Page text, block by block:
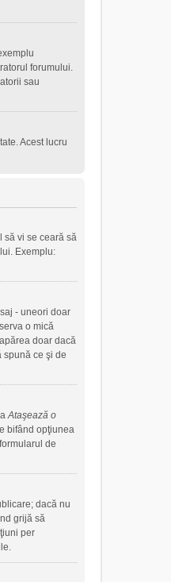
forumului.
sau
Acest lucru
să vi se ceară să
Exemplu:
- uneori doar
o mică
doar dacă
spună ce şi de
Ataşează o
bifând opţiunea
de
dacă nu
grijă să
per